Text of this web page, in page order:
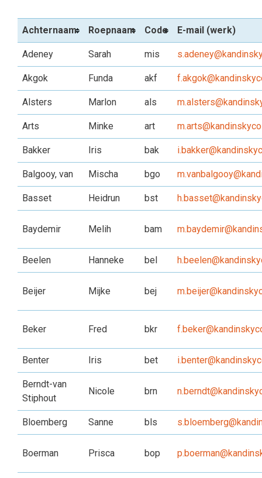
Achternaam Roepnaam Code E-mail (werk)
Adeney Sarah mis
Akgok Funda akf
Alsters Marlon als
Arts Minke art
Bakker Iris bak
Balgooy, van Mischa bgo
Basset Heidrun bst
Baydemir Melih bam
Beelen Hanneke bel
Beijer Mijke bej
Beker Fred bkr
Benter Iris bet
Berndt-van
Stiphout
Nicole brn
Bloemberg Sanne bls
Boerman Prisca bop